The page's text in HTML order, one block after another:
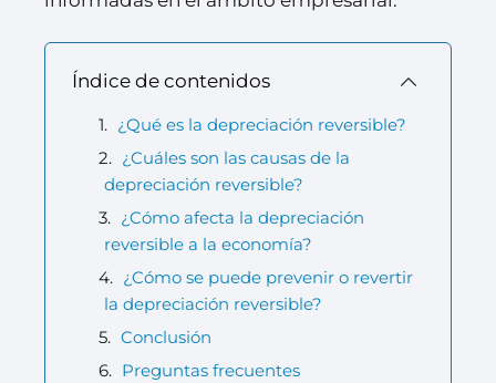
Índice de contenidos
¿Qué es la depreciación reversible?
¿Cuáles son las causas de la
depreciación reversible?
¿Cómo afecta la depreciación
reversible a la economía?
¿Cómo se puede prevenir o revertir
la depreciación reversible?
Conclusión
Preguntas frecuentes